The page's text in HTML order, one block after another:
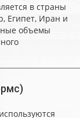
в страны
Египет, Иран и
объемы